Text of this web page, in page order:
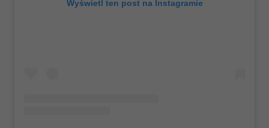
Wyświetl ten post na Instagramie